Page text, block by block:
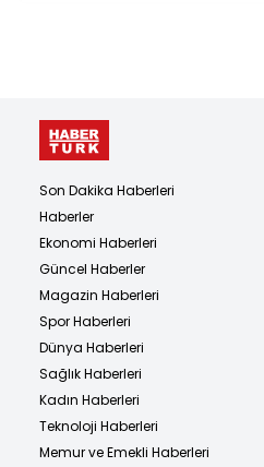
Son Dakika Haberleri
Haberler
Ekonomi Haberleri
Güncel Haberler
Magazin Haberleri
Spor Haberleri
Dünya Haberleri
Sağlık Haberleri
Kadın Haberleri
Teknoloji Haberleri
Memur ve Emekli Haberleri